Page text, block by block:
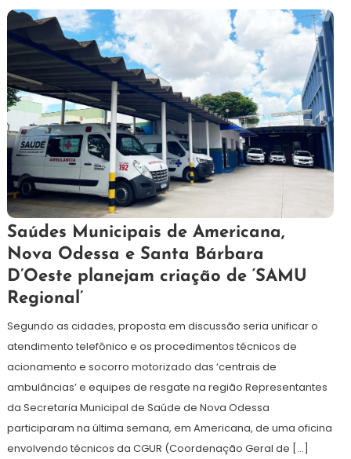
13
de
setembro
de
2024
Redação
Saúdes Municipais de Americana,
Nova Odessa e Santa Bárbara
D’Oeste planejam criação de ‘SAMU
Regional’
Segundo as cidades, proposta em discussão seria unificar o
atendimento telefônico e os procedimentos técnicos de
acionamento e socorro motorizado das ‘centrais de
ambulâncias’ e equipes de resgate na região Representantes
da Secretaria Municipal de Saúde de Nova Odessa
participaram na última semana, em Americana, de uma oficina
envolvendo técnicos da CGUR (Coordenação Geral de […]